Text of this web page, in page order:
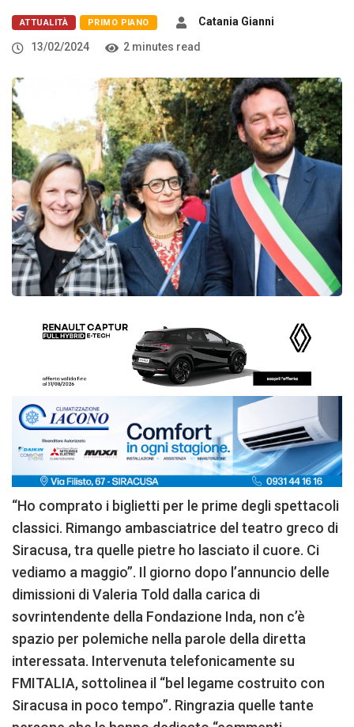
ATTUALITÀ PRIMO PIANO
Catania Gianni
13/02/2024
2 minutes read
“Ho comprato i biglietti per le prime degli spettacoli
classici. Rimango ambasciatrice del teatro greco di
Siracusa, tra quelle pietre ho lasciato il cuore. Ci
vediamo a maggio”. Il giorno dopo l’annuncio delle
dimissioni di Valeria Told dalla carica di
sovrintendente della Fondazione Inda, non c’è
spazio per polemiche nella parole della diretta
interessata. Intervenuta telefonicamente su
FMITALIA, sottolinea il “bel legame costruito con
Siracusa in poco tempo”. Ringrazia quelle tante